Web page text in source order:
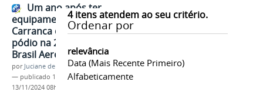
4itens atendem ao seu critério.
Ordenar por
relevância
Data (mais Recente Primeiro)
Alfabeticamente
Um ano após ter
equipamentos furtados, equipe F-
Carranca da Univasf conquista
pódio na 26ª Competição SAE
Brasil AeroDesign
por Juciane de Jesus Aleixo
— publicado 12/11/2024—última modificação
13/11/2024 08h50